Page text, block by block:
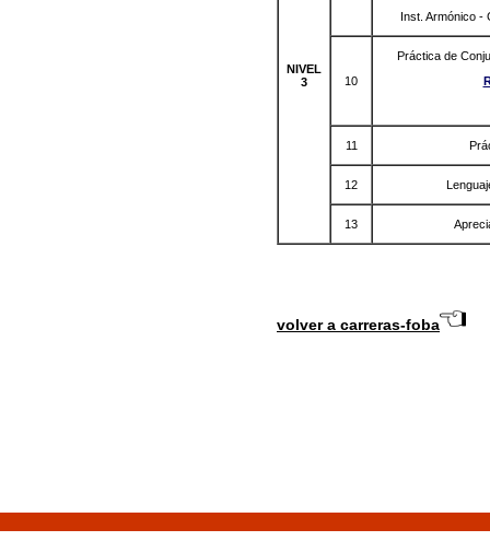
NIVEL
3
Inst. Armónico -
10
Práctica de
11
12
13
volver a carreras-foba